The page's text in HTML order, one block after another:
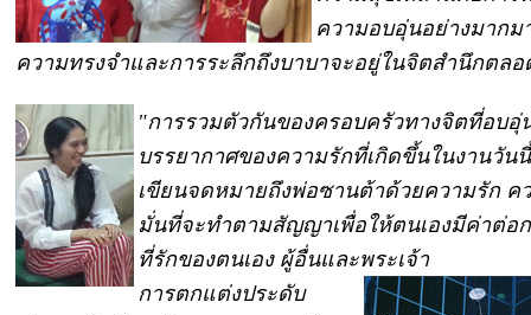
ความอบอุ่นอย่างมาก
ความทรงจำและการระลึกถึงบาบาจะอยู่ในจิตสำนึกตลอ
"การรวมตัวกันของครอบครัวทางจิตที่อบอุ่
บรรยากาศของความรักที่เกิดขึ้นในงานวัน
เขียนจดหมายถึงพ่อซานต้าด้วยความรัก ค
มั่นที่จะทำตามสัญญาเพื่อให้ตนเองมีค่าต่อก
ที่รักของตนเอง ผู้อื่นและพระเจ้า
การตกแต่งประดับ